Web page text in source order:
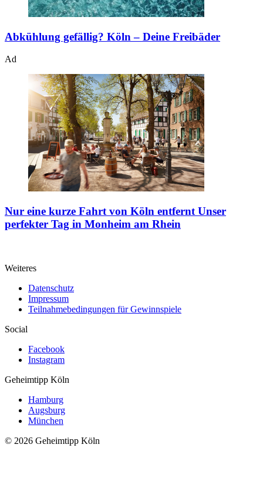
Abkühlung gefällig? Köln – Deine Freibäder
Ad
Nur eine kurze Fahrt von Köln entfernt Unser
perfekter Tag in Monheim am Rhein
Weiteres
Datenschutz
Impressum
Teilnahmebedingungen für Gewinnspiele
Social
Facebook
Instagram
Geheimtipp Köln
Hamburg
Augsburg
München
© 2026 Geheimtipp Köln